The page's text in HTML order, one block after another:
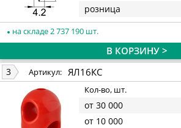
розница
на складе 2 737 190 шт.
В КОРЗИНУ >
3 Артикул: ЯЛ16КС
Кол-во, шт.
от 30 000
от 10 000